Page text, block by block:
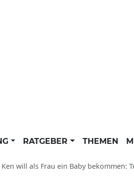
RATGEBER THEMEN
als Frau ein Baby bekommen: Trash-TV-Star